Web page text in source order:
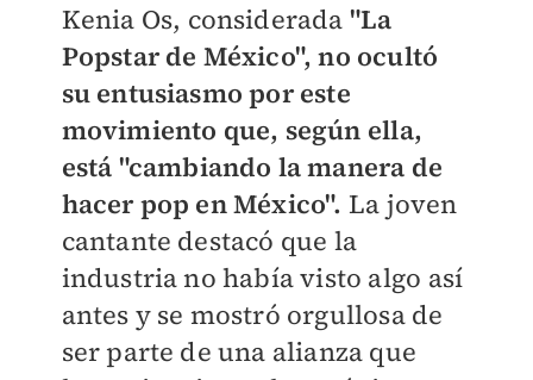
Kenia Os, considerada "La
Popstar de México", no ocultó
su entusiasmo por este
movimiento que, según ella,
está "cambiando la manera de
hacer pop en México". La joven
cantante destacó que la
industria no había visto algo así
antes y se mostró orgullosa de
ser parte de una alianza que